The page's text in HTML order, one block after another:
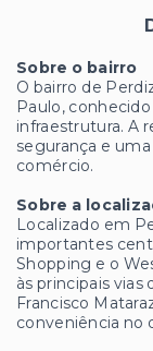
Sobre o bairro
O bairro de
Paulo,
infraestrutura. A
segurança e
comércio.
Sobre a
Localizado em
importantes
Shopping e o
às principais vias
Francisco
conveniência no